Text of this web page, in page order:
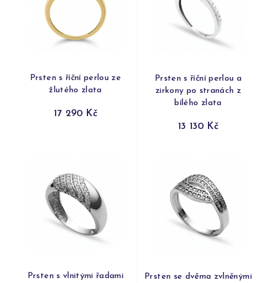
Prsten s říční perlou ze
žlutého zlata
17 290 Kč
Prsten s říční perlou a
zirkony po stranách z
bílého zlata
13 130 Kč
Prsten s vlnitými řadami
Prsten se dvěma zvlněnými